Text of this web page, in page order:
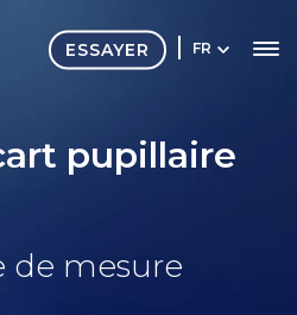
FR
ESSAYER
pupillaire
de mesure